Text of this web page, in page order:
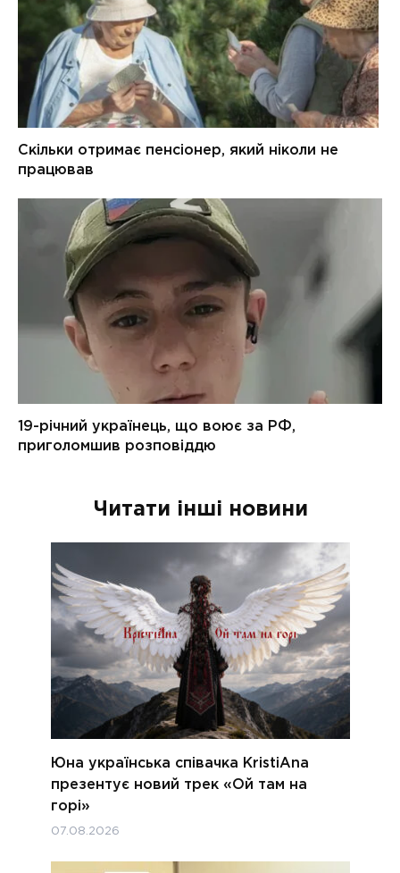
Читати інші новини
Юна українська співачка KristiAna
презентує новий трек «Ой там на
горі»
07.08.2026